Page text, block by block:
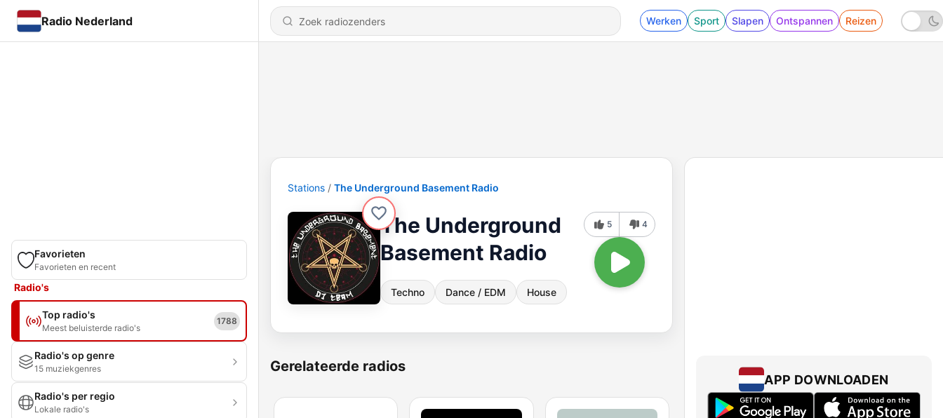
Radio Nederland Werken Sport Slapen Ontspannen Reizen
Favorieten
Favorieten en recent
Radio's
Top radio's
Meest beluisterde radio's
1788
Radio's op genre
15 muziekgenres
Radio's per regio
Lokale radio's
Stations The Underground Basement Radio
The Underground
Basement Radio
Techno Dance / EDM House
5 4
Gerelateerde radios
APP DOWNLOADEN